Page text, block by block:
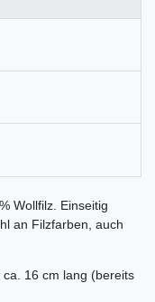
Wollfilz. Einseitig
an Filzfarben, auch
16 cm lang (bereits